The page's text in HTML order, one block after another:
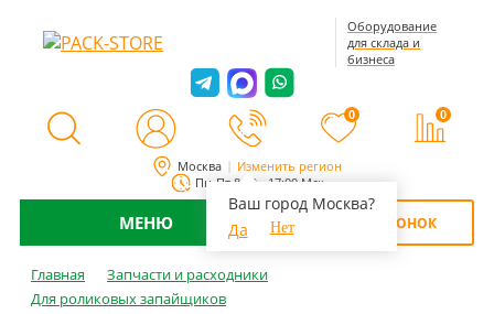
Москва Изменить регион
Ваш город Москва?
Да
Нет
Пн-Пт 8:00 - 17:00 Мск
Оборудование
для склада и
бизнеса
0 0
МЕНЮ ОБРАТНЫЙ ЗВОНОК
Главная
Запчасти и расходники
Для роликовых запайщиков